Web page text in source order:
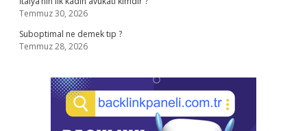
Temmuz 30, 2026
Suboptimal ne demek tıp ?
Temmuz 28, 2026